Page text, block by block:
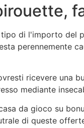
di l'importo del
perennemente
ricevere una
mediante
da gioco su
di queste